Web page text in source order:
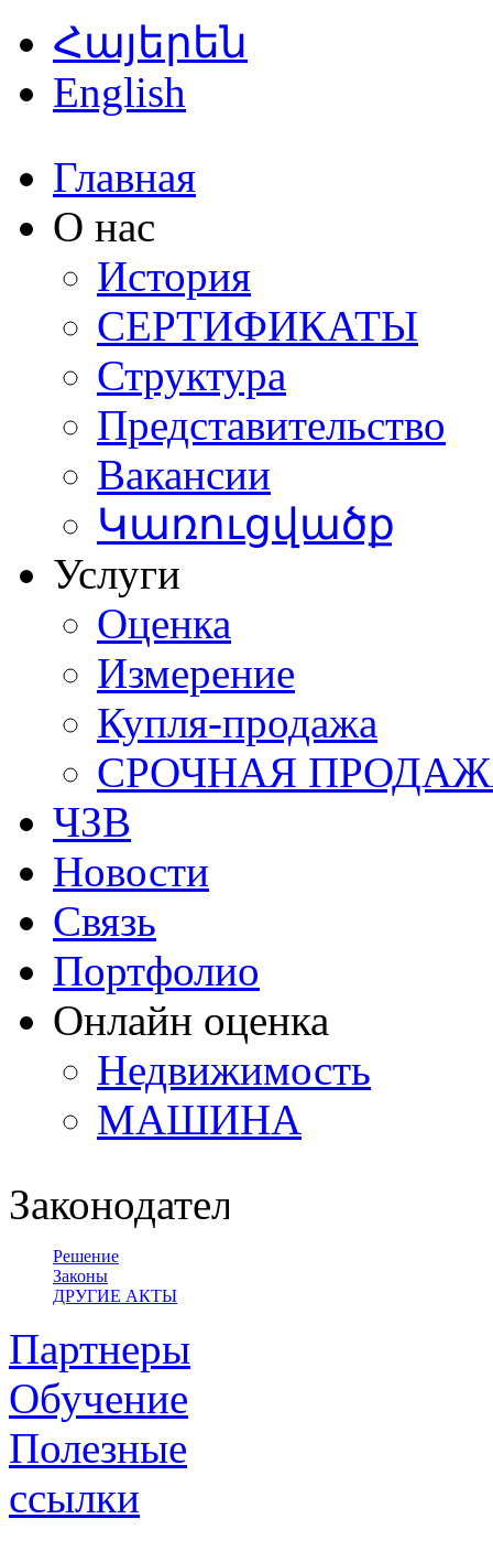
Հայերեն
English
Главная
О нас
История
СЕРТИФИКАТЫ
Структура
Представительство
Вакансии
Կառուցվածք
Услуги
Оценка
Измерение
Купля-продажа
СРОЧНАЯ
ЧЗВ
Новости
Связь
Портфолио
Онлайн оценка
Недвижимость
МАШИНА
Законодательство
Решение
Законы
ДРУГИЕ АКТЫ
Партнеры
Обучение
Полезные
ссылки